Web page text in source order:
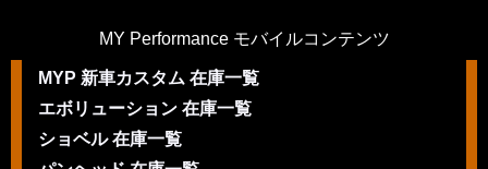
MY Performance モバイルコンテンツ
MYP 新車カスタム 在庫一覧
エボリューション 在庫一覧
ショベル 在庫一覧